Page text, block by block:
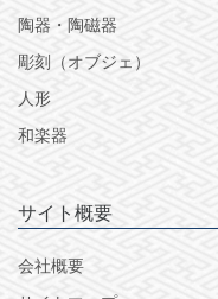
陶器・陶磁器
彫刻（オブジェ）
人形
和楽器
サイト概要
会社概要